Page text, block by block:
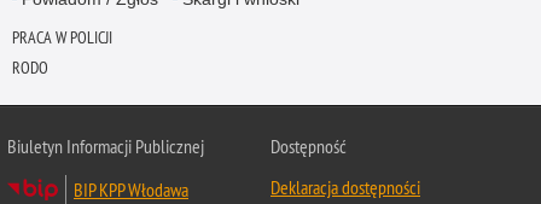
PRACA W POLICJI
RODO
Biuletyn Informacji Publicznej
BIP KPP Włodawa
Dostępność
Deklaracja dostępności